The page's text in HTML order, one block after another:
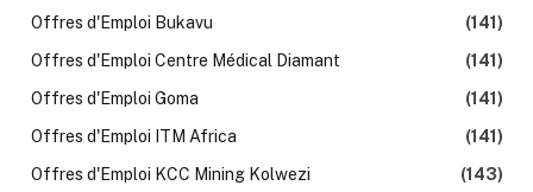
Offres d'Emploi Bukavu
(141)
Offres d'Emploi Centre Médical Diamant
(141)
Offres d'Emploi Goma
(141)
Offres d'Emploi ITM Africa
(141)
Offres d'Emploi KCC Mining Kolwezi
(143)